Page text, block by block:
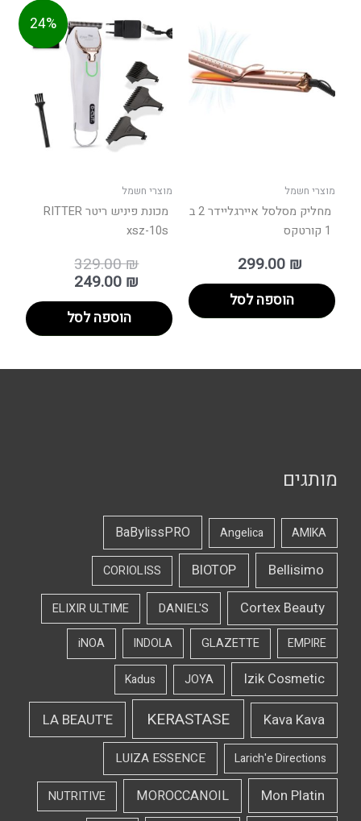
מוצרי חשמל
מחליק מסלסל איירגליידר 2 ב
1 קורטקס
299.00 ₪
הוספה לסל
24%
מוצרי חשמל
מכונת פיניש ריטר RITTER
xsz-10s
329.00₪
המקורי
329.00 ₪.
249.00 ₪
הנוכחי
249.00 ₪.
הוספה לסל
מותגים
AMIKA
Angelica
BaBylissPRO
Bellisimo
BIOTOP
CORIOLISS
Cortex Beauty
DANIEL'S
ELIXIR ULTIME
EMPIRE
GLAZETTE
INDOLA
iNOA
Izik Cosmetic
JOYA
Kadus
Kava Kava
KERASTASE
LA BEAUT'E
Larich'e Directions
LUIZA ESSENCE
Mon Platin
MOROCCANOIL
NUTRITIVE